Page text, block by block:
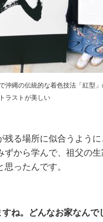
沖縄の伝統的な着色技法「紅型
ラストが美しい
残る場所に似合うよう
ずから学んで、祖父の生
ったんです。
ね。どんなお家なんで